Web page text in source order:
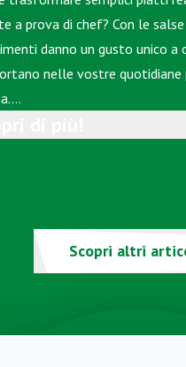
a prova di chef? Con le
danno un gusto unico a
nelle vostre quotidiane
Scopri altri